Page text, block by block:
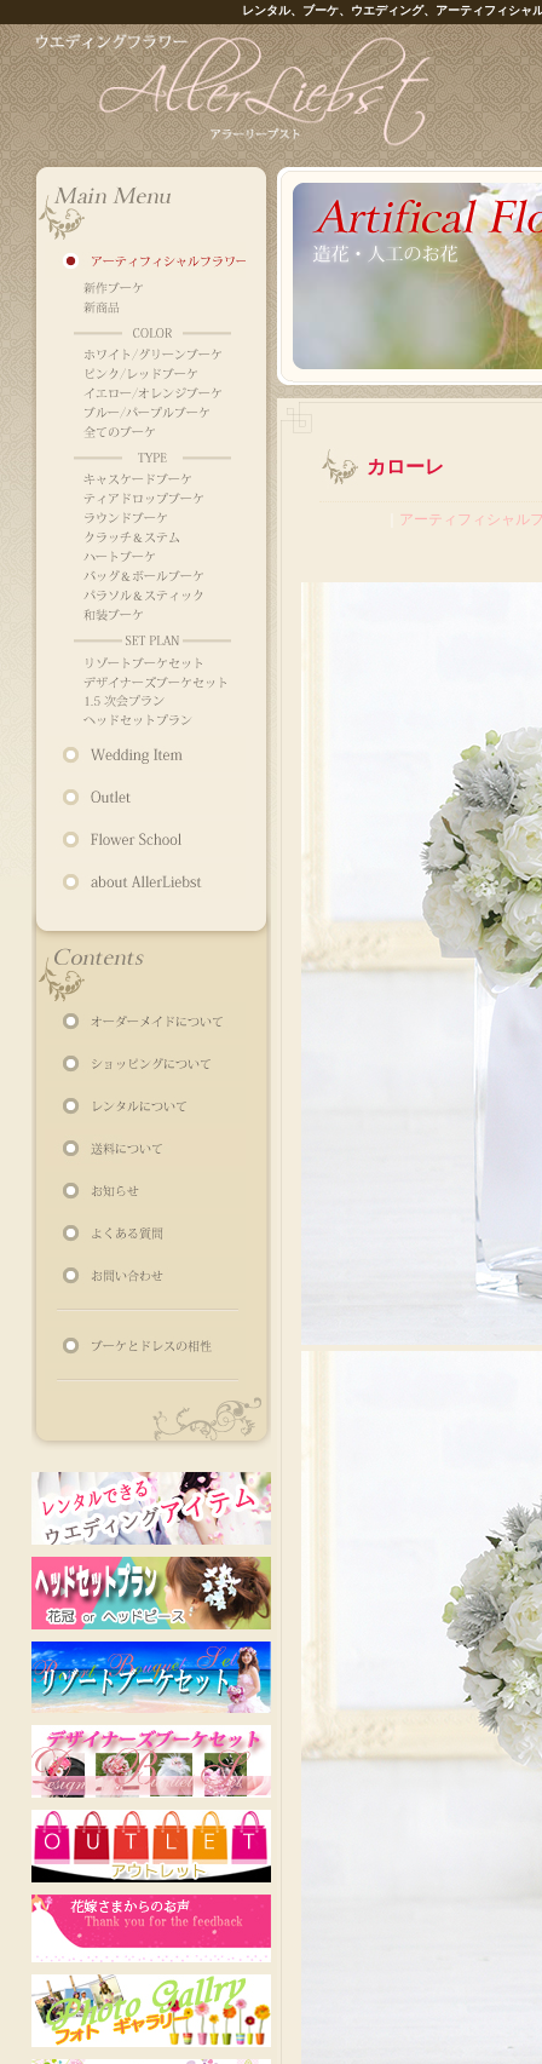
レンタル、ブーケ、ウエディング、アーティフィシャ
カローレ
アーティフィシャル